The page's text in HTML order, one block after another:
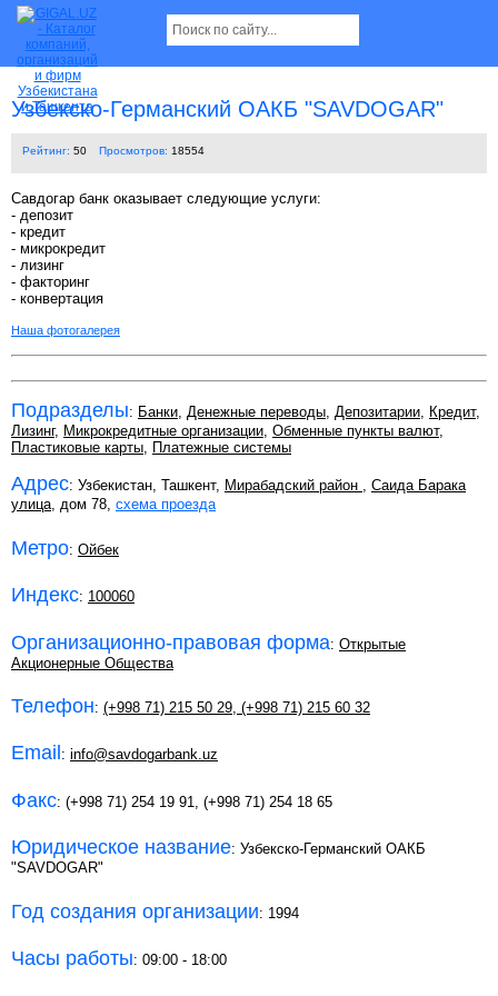
Узбекско-Германский ОАКБ "SAVDOGAR"
Рейтинг: 50 Просмотров: 18554
Савдогар банк оказывает следующие услуги:
- депозит
- кредит
- микрокредит
- лизинг
- факторинг
- конвертация
Наша фотогалерея
Подразделы: Банки, Денежные переводы, Депозитарии, Кредит,
Лизинг, Микрокредитные организации, Обменные пункты валют,
Пластиковые карты, Платежные системы
Адрес: Узбекистан, Ташкент, Мирабадский район , Саида Барака
улица, дом 78, схема проезда
Метро: Ойбек
Индекс: 100060
Организационно-правовая форма: Открытые
Акционерные Общества
Телефон: (+998 71) 215 50 29, (+998 71) 215 60 32
Email : info@savdogarbank.uz
Факс: (+998 71) 254 19 91, (+998 71) 254 18 65
Юридическое название: Узбекско-Германский ОАКБ
"SAVDOGAR"
Год создания организации: 1994
Часы работы: 09:00 - 18:00